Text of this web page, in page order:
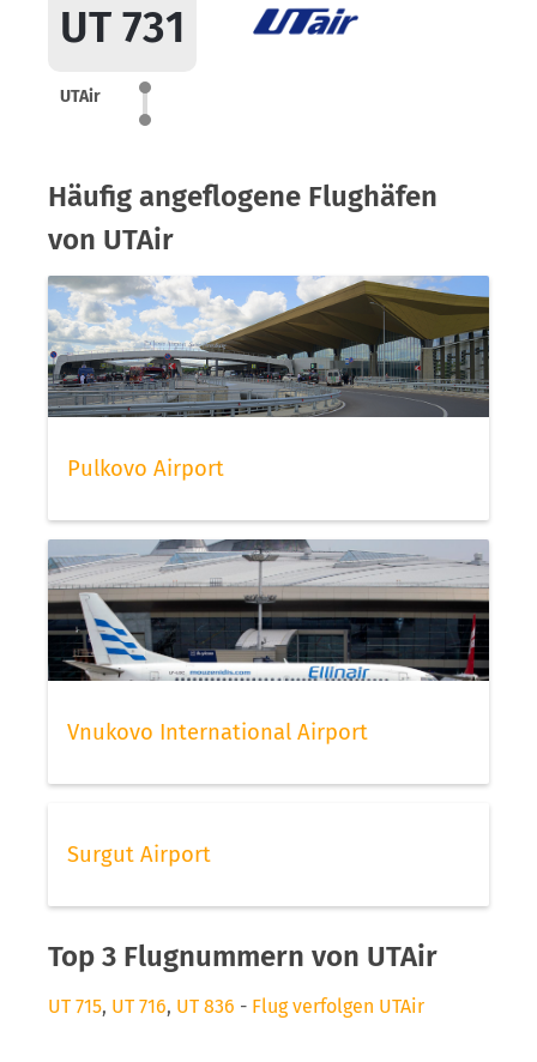
UT 731
UTAir
Häufig angeflogene Flughäfen
von UTAir
Pulkovo Airport
Vnukovo International Airport
Surgut Airport
Top 3 Flugnummern von UTAir
UT 715, UT 716, UT 836 - Flug verfolgen UTAir